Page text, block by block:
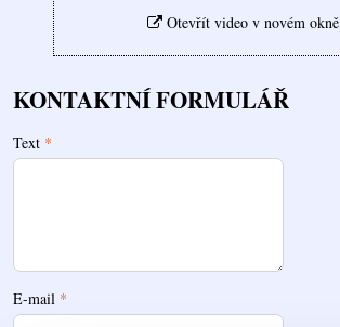
Otevřít video v novém okně
KONTAKTNÍ FORMULÁŘ
Text *
E-mail *